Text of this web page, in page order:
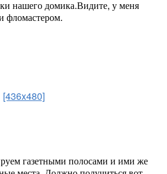
нашего домика.Видите, у меня
фломастером.
[436x480]
газетными полосами и ими же